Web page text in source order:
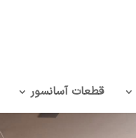
قطعات آسانسور